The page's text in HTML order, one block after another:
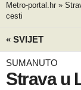
Metro-portal.hr »
cesti
« SVIJET
SUMANUTO
Strava u